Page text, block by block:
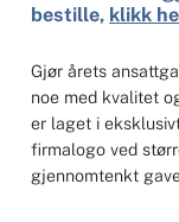
bestille, klikk
Gjør årets
noe med kvalitet
er laget i
firmalogo ved
gjennomtenkt